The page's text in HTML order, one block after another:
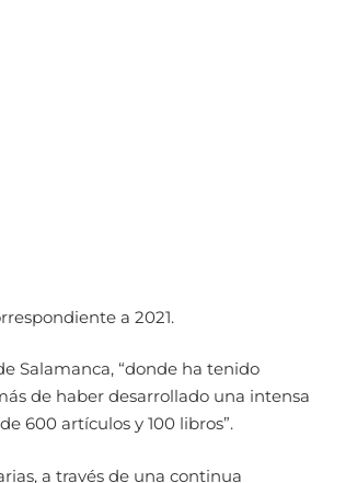
a 2021.
Salamanca, “donde ha tenido
de haber desarrollado una intensa
600 artículos y 100 libros”.
a través de una continua